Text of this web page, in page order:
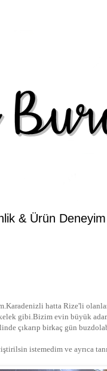
& Ürün Deneyim
hatta Rize'li
gibi.Bizim evin büyük
çıkarıp birkaç gün
istemedim ve ayrıca